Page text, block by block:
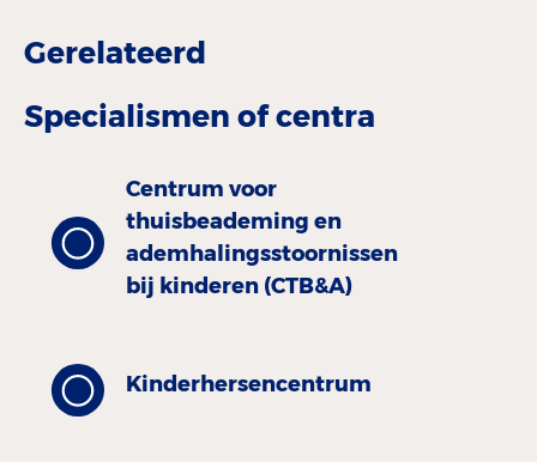
Gerelateerd
Specialismen of centra
Centrum voor
thuisbeademing en
ademhalingsstoornissen
bij kinderen (CTB&A)
Kinderhersencentrum